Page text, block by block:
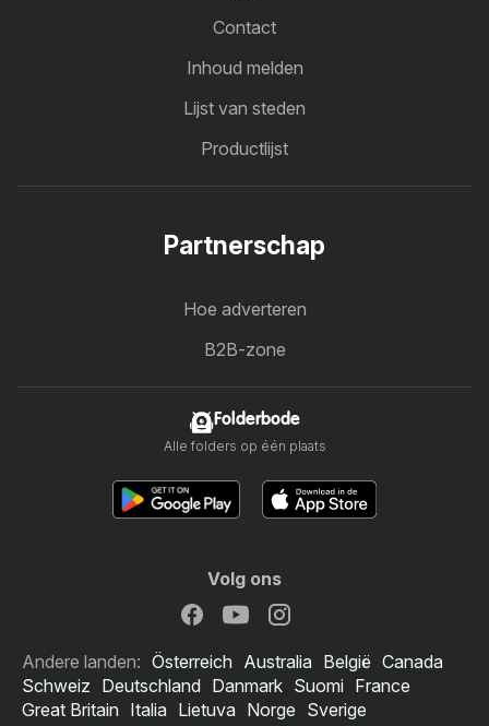
Contact
Inhoud melden
Lijst van steden
Productlijst
Partnerschap
Hoe adverteren
B2B-zone
Folderbode
Alle folders op één plaats
Volg ons
Andere landen: Österreich Australia België Canada
Schweiz Deutschland Danmark Suomi France
Great Britain Italia Lietuva Norge Sverige